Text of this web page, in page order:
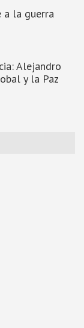
a la guerra
Alejandro
y la Paz